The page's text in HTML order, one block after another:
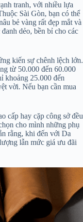
tranh, với nhiều lựa
Sài Gòn, bạn có thể
bẻ vàng rất đẹp mắt và
dẻo, bền bỉ cho các
kiến sự chênh lệch lớn.
từ 50.000 đến 60.000
khoảng 25.000 đến
vời. Nếu bạn cần mua
cấp hay cặp công sở đều
cho mình những phụ
rằng, khi đến với Da
lẫn mức giá ưu đãi